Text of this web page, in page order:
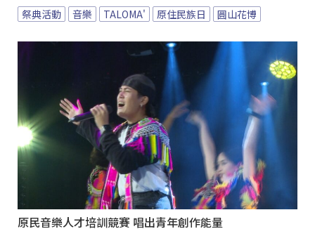
祭典活動 音樂 TALOMA' 原住民族日 圓山花博
原民音樂人才培訓競賽 唱出青年創作能量